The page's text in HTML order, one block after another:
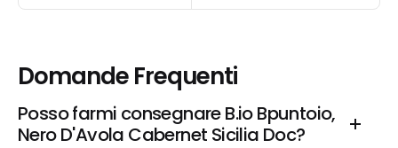
Domande Frequenti
Posso farmi consegnare B.io Bpuntoio,
Nero D'Avola Cabernet Sicilia Doc?